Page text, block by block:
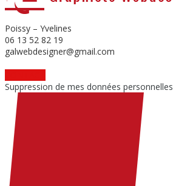
Poissy – Yvelines
06 13 52 82 19
galwebdesigner@gmail.com
Suppression de mes données personnelles